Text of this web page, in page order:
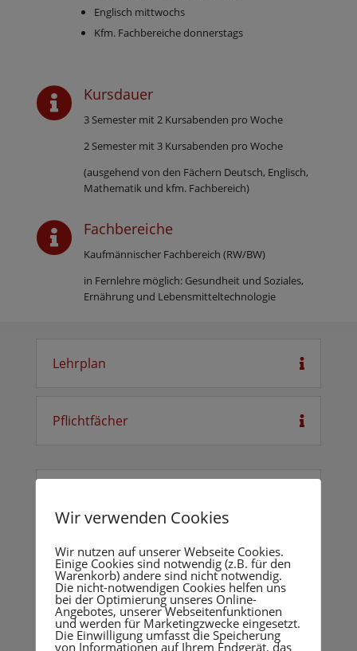
Englisch mittwochs
Kfm. Fachbereiche donnerstags
 Kursdauer
3 Semester mit 2 Kursabenden pro Woche
2 Semester mit 3 Kursabenden pro Woche
(ausgehend von den Fächern Deutsch, Englisch,
Mathematik und kfm. Fachbereich)
 Fachbereiche
Kaufmännischer Fachbereich (RW/BW)
in Fernlehre möglich: Gesundheit und Soziales,
Ernährung und Lebensmitteltechnologie
Lehrplan
Pflichtfächer
Kosten
Inkludierte Leistungen
Wir verwenden Cookies
Wir nutzen auf unserer Webseite Cookies.
Einige Cookies sind notwendig (z.B. für den
Warenkorb) andere sind nicht notwendig.
Die nicht-notwendigen Cookies helfen uns
bei der Optimierung unseres Online-
Angebotes, unserer Webseitenfunktionen
und werden für Marketingzwecke eingesetzt.
Die Einwilligung umfasst die Speicherung
von Informationen auf Ihrem Endgerät, das